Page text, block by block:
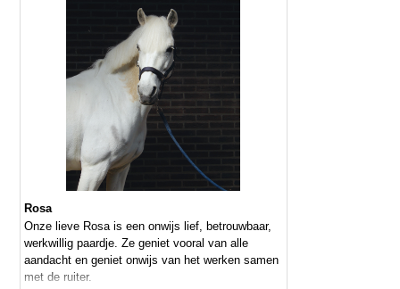
Rosa
Onze lieve Rosa is een onwijs lief, betrouwbaar,
werkwillig paardje. Ze geniet vooral van alle
aandacht en geniet onwijs van het werken samen
met de ruiter.